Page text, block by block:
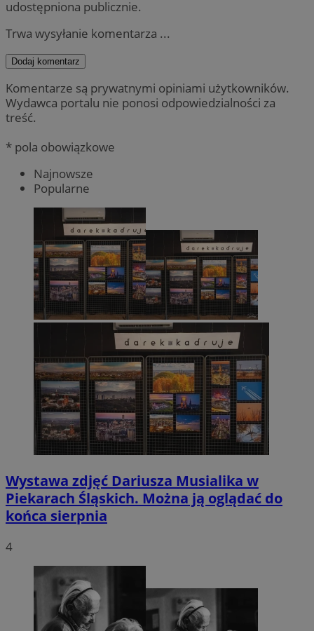
udostępniona publicznie.
Trwa wysyłanie komentarza ...
Dodaj komentarz
Komentarze są prywatnymi opiniami użytkowników.
Wydawca portalu nie ponosi odpowiedzialności za
treść.
* pola obowiązkowe
Najnowsze
Popularne
Wystawa zdjęć Dariusza Musialika w
Piekarach Śląskich. Można ją oglądać do
końca sierpnia
4